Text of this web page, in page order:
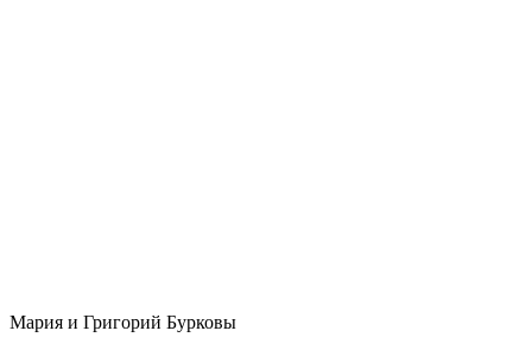
Мария и Григорий Бурковы